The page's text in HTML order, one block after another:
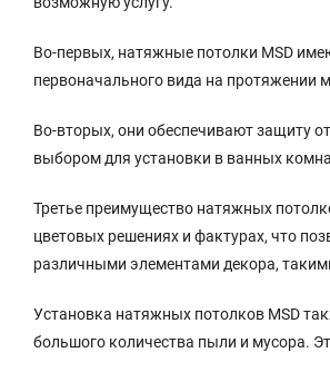
Во-первых, натяжные потолки MSD
первоначального вида на протяжении
Во-вторых, они обеспечивают защиту
выбором для установки в ванных
Третье преимущество натяжных
цветовых решениях и фактурах, что
различными элементами декора,
Установка натяжных потолков MSD
большого количества пыли и мусора.